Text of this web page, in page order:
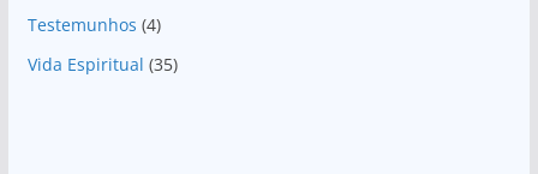
Testemunhos (4)
Vida Espiritual (35)